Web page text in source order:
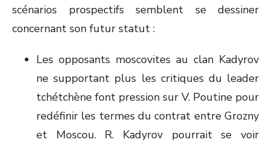
scénarios prospectifs semblent se dessiner
concernant son futur statut :
Les opposants moscovites au clan Kadyrov
ne supportant plus les critiques du leader
tchétchène font pression sur V. Poutine pour
redéfinir les termes du contrat entre Grozny
et Moscou. R. Kadyrov pourrait se voir